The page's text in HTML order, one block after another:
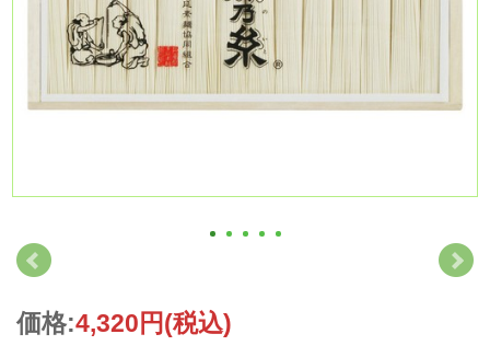
価格:4,320円(税込)